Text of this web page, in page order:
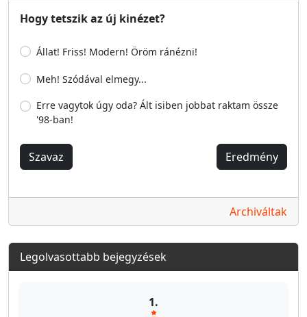
Hogy tetszik az új kinézet?
Állat! Friss! Modern! Öröm ránézni!
Meh! Szódával elmegy...
Erre vagytok úgy oda? Ált isiben jobbat raktam össze
'98-ban!
Szavaz Eredmény
Archiváltak
Legolvasottabb bejegyzések
1.